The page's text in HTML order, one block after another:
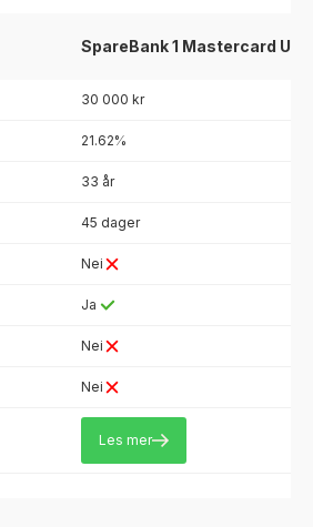
SpareBank 1 Mastercard Ung
30 000 kr
21.62%
33 år
45 dager
Nei
Ja
Nei
Nei
Les mer